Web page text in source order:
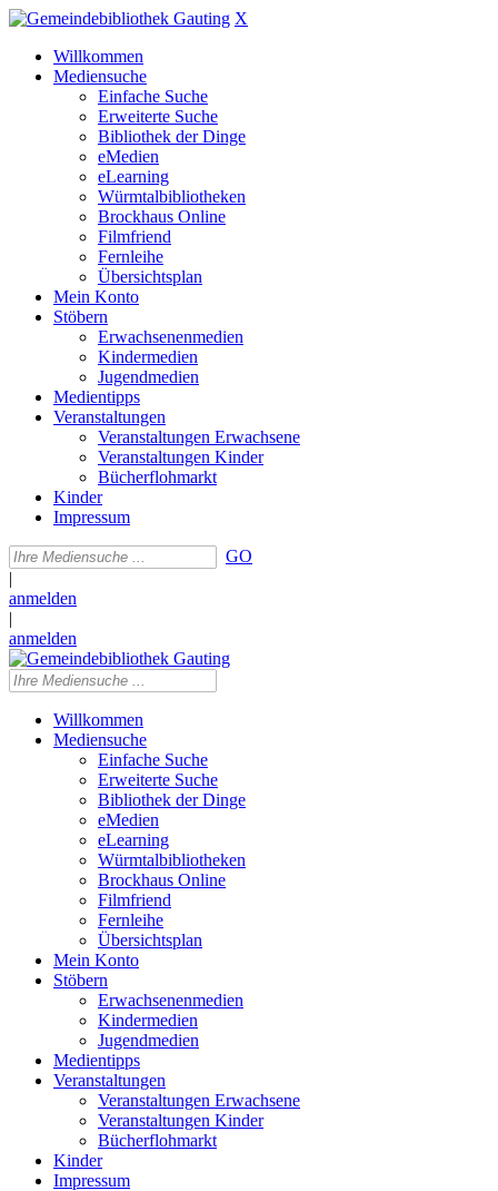
X
Willkommen
Mediensuche
Einfache Suche
Erweiterte Suche
Bibliothek der Dinge
eMedien
eLearning
Würmtalbibliotheken
Brockhaus Online
Filmfriend
Fernleihe
Übersichtsplan
Mein Konto
Stöbern
Erwachsenenmedien
Kindermedien
Jugendmedien
Medientipps
Veranstaltungen
Veranstaltungen Erwachsene
Veranstaltungen Kinder
Bücherflohmarkt
Kinder
Impressum
GO
|
anmelden
|
anmelden
Willkommen
Mediensuche
Einfache Suche
Erweiterte Suche
Bibliothek der Dinge
eMedien
eLearning
Würmtalbibliotheken
Brockhaus Online
Filmfriend
Fernleihe
Übersichtsplan
Mein Konto
Stöbern
Erwachsenenmedien
Kindermedien
Jugendmedien
Medientipps
Veranstaltungen
Veranstaltungen Erwachsene
Veranstaltungen Kinder
Bücherflohmarkt
Kinder
Impressum